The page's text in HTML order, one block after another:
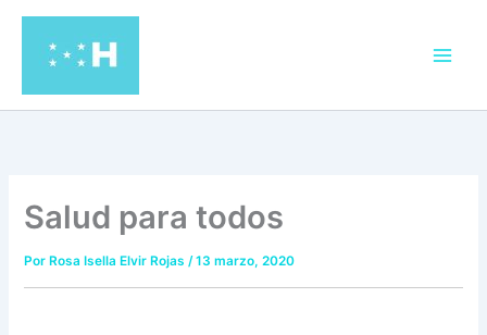
contenido
Salud para todos
Por Rosa Isella Elvir Rojas/13 marzo, 2020